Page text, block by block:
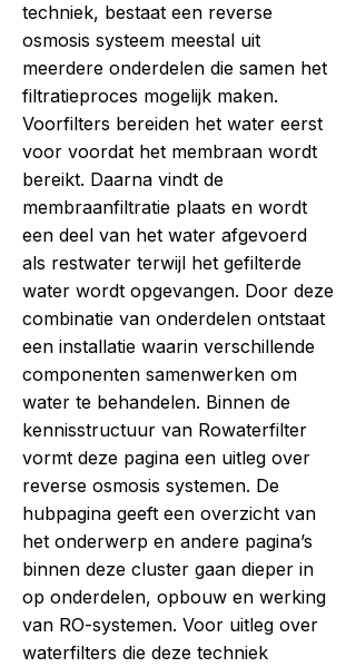
techniek, bestaat een reverse
osmosis systeem meestal uit
meerdere onderdelen die samen het
filtratieproces mogelijk maken.
Voorfilters bereiden het water eerst
voor voordat het membraan wordt
bereikt. Daarna vindt de
membraanfiltratie plaats en wordt
een deel van het water afgevoerd
als restwater terwijl het gefilterde
water wordt opgevangen. Door deze
combinatie van onderdelen ontstaat
een installatie waarin verschillende
componenten samenwerken om
water te behandelen. Binnen de
kennisstructuur van Rowaterfilter
vormt deze pagina een uitleg over
reverse osmosis systemen. De
hubpagina geeft een overzicht van
het onderwerp en andere pagina’s
binnen deze cluster gaan dieper in
op onderdelen, opbouw en werking
van RO-systemen. Voor uitleg over
waterfilters die deze techniek